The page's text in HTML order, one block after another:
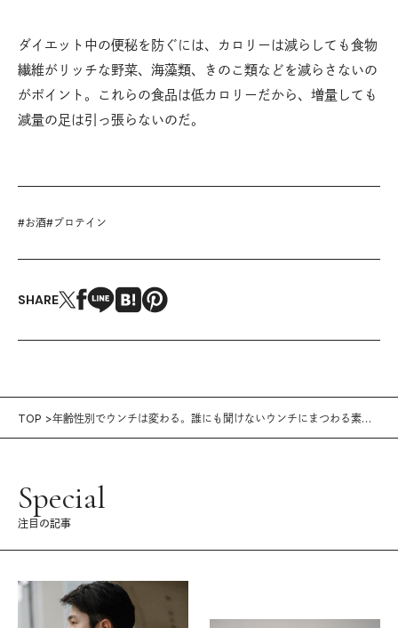
ダイエット中の便秘を防ぐには、カロリーは減らしても食物
繊維がリッチな野菜、海藻類、きのこ類などを減らさないの
がポイント。これらの食品は低カロリーだから、増量しても
減量の足は引っ張らないのだ。
#お酒#プロテイン
SHARE
TOP
年齢性別でウンチは変わる。誰にも聞けないウンチにまつわる素朴
Special
注目の記事